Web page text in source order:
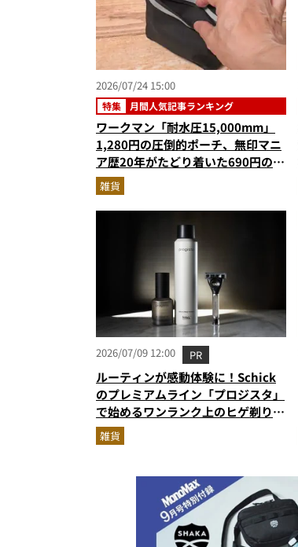
2026/07/24 15:00
特集 月間人気記事ランキング
ワークマン「耐水圧15,000mm」
1,280円の圧倒的ポーチ、無印マニ
ア歴20年がたどり着いた690円の名
作…ほか【ポーチの人気記事ランキ
ングベスト3】（2026年6月版）
雑貨
2026/07/09 12:00 PR
ルーティンが感動体験に！Schick
のプレミアムライン「プロジスタ」
で始めるワンランク上のヒゲ剃り習
慣
雑貨